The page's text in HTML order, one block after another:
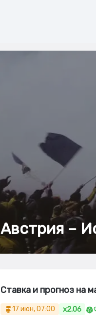
Австрия –
Ставка и прогноз на
17 июн, 07:00 x2.06